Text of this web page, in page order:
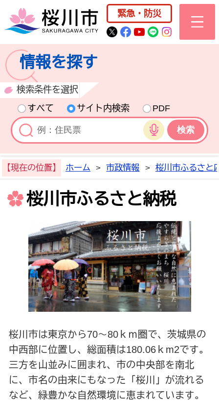
桜川市公式ホー
緊急・防災
桜川市公式Twitter
桜川市公式
桜川市公式
桜川市公式
情報を探す
検索条件を選択
すべて
サイト内検索
PDF
音声検索
【現在の位置】 ホーム > 市政情報 > 桜川市ふるさと
桜川市ふるさと納税
桜川市は東京から70～80ｋｍ圏で、茨城県の
中西部に位置し、総面積は180.06ｋm2です。
三方を山並みに囲まれ、市の中央部を南北
に、市名の由来にもなった「桜川」が流れる
など、緑豊かな自然環境に恵まれています。